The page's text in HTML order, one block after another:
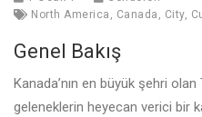
North America , Canada , City,
Genel Bakış
Kanada’nın en büyük şehri
geleneklerin heyecan verici bir